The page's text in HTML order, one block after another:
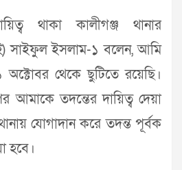
থাকা কালীগঞ্জ থানার
সাইফুল ইসলাম-১ বলেন, আমি
থেকে ছুটিতে রয়েছি।
আমাকে তদন্তের দায়িত্ব দেয়া
যোগাদান করে তদন্ত পূর্বক
হবে।